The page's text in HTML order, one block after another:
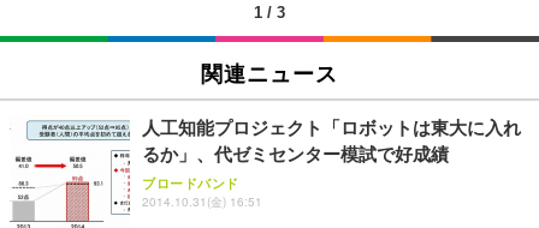
SIHOO B100 オフィスチェア／デスクチェア メッシ
ュチェア 人間工学 疲れない ブラック
￥27,999
Sezlife オフィスチェア デスクチェア 疲れない テレ
ワーク チェア 強化バックレスト 30度ロッキング機
能 人間工学 椅子 腰サポート 90度跳ね上げ式アーム
EIZO ビジネス向けプレミアムモニター | FlexScan
￥109,572
【純正品】27"ゲーミングモニター DualSense 充電
フック付き（CFI-ZDM1J）
Amazonベーシック ペットシーツ 厚型 ワイド 42枚
x2袋(84枚) ホワイト(吸収面:ライトブルー)
￥3,234
ネオ・ルーライフ ネオ・オムツ L 中型犬用 26枚入
り 単品
1 / 3
関連ニュース
人工知能プロジェクト「ロボットは東大に入れ
るか」、代ゼミセンター模試で好成績
ブロードバンド
2014.10.31(金) 16:51